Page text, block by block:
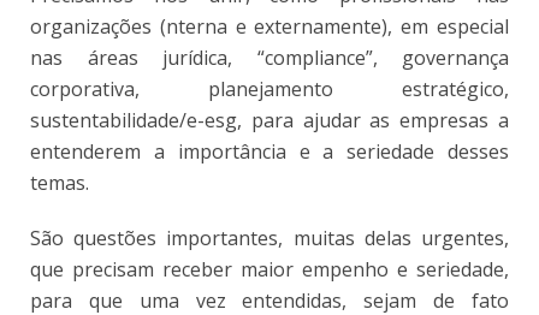
organizações (nterna e externamente), em especial
nas áreas jurídica, “compliance”, governança
corporativa, planejamento estratégico,
sustentabilidade/e-esg, para ajudar as empresas a
entenderem a importância e a seriedade desses
temas.
São questões importantes, muitas delas urgentes,
que precisam receber maior empenho e seriedade,
para que uma vez entendidas, sejam de fato